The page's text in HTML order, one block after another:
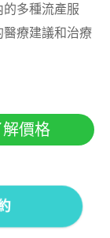
的多種流產服
療建議和治療
解價格